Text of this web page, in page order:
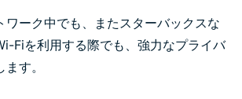
ワーク中でも、またスターバックスな
Fiを利用する際でも、強力なプライバ
す。